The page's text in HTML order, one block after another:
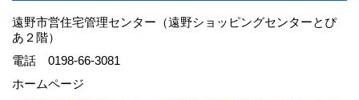
遠野市営住宅管理センター（遠野ショッピングセンターとぴ
あ２階）
電話 0198-66-3081
ホームページ